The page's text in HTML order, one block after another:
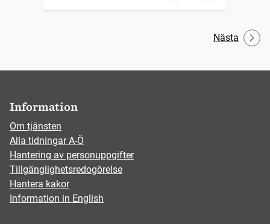
Nästa
Information
Om tjänsten
Alla tidningar A-Ö
Hantering av personuppgifter
Tillgänglighetsredogörelse
Hantera kakor
Information in English